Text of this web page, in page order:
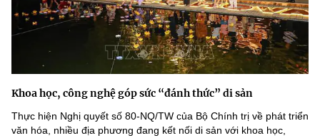
Khoa học, công nghệ góp sức “đánh thức” di sản
Thực hiện Nghị quyết số 80-NQ/TW của Bộ Chính trị về phát triển
văn hóa, nhiều địa phương đang kết nối di sản với khoa học,